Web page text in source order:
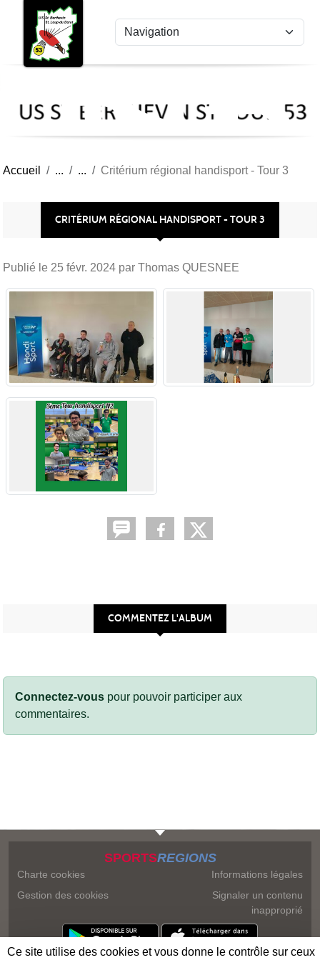
US
St
53
Accueil Critérium régional handisport - Tour 3
CRITÉRIUM RÉGIONAL HANDISPORT - TOUR 3
Publié le 25 févr. 2024 par Thomas QUESNEE
COMMENTEZ L'ALBUM
Connectez-vous pour pouvoir participer aux
commentaires.
SPORTSREGIONS
Charte cookies
Gestion des cookies
Informations légales
Signaler un contenu
inapproprié
Panneau de gestion des cookies
Ce site utilise des cookies et vous donne le contrôle sur ceux